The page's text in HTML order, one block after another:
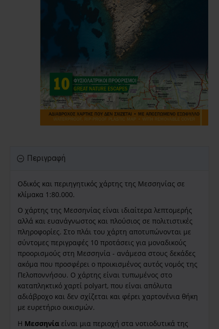
Περιγραφή
Οδικός και περιηγητικός χάρτης της Μεσσηνίας σε
κλίμακα 1:80.000.
Ο χάρτης της Μεσσηνίας είναι ιδιαίτερα λεπτομερής
αλλά και ευανάγνωστος και πλούσιος σε πολιτιστικές
πληροφορίες. Στο πλάι του χάρτη αποτυπώνονται με
σύντομες περιγραφές 10 προτάσεις για μοναδικούς
προορισμούς στη Μεσσηνία - ανάμεσα στους δεκάδες
ακόμα που προσφέρει ο προικισμένος αυτός νομός της
Πελοποννήσου. Ο χάρτης είναι τυπωμένος στο
καταπληκτικό χαρτί polyart, που είναι απόλυτα
αδιάβροχο και δεν σχίζεται και φέρει χαρτονένια θήκη
με ευρετήριο οικισμών.
Η Μεσσηνία είναι μια περιοχή στα νοτιοδυτικά της